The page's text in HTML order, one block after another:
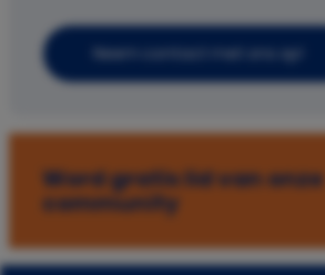
Word gratis lid van onze
community